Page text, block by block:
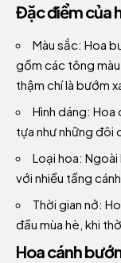
Đặc điểm của
Màu sắc: Hoa
gồm các tông
thậm chí là bướm
Hình dáng: Hoa
tựa như những đôi
Loại hoa:
với nhiều tầng
Thời gian nở:
đầu mùa hè, khi
Hoa cánh